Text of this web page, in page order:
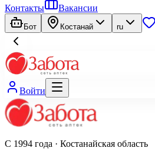
Контакты
Вакансии
Бот Костанай ru
Войти
С 1994 года · Костанайская область